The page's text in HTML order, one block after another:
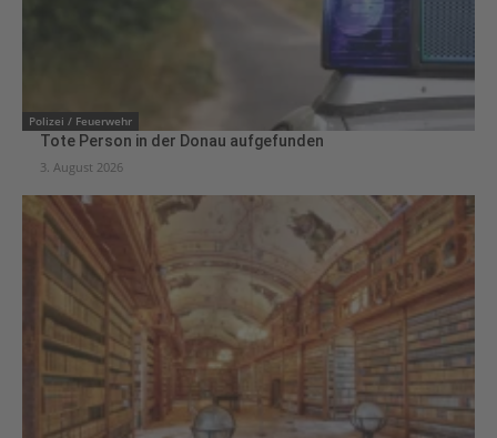
Polizei / Feuerwehr
Tote Person in der Donau aufgefunden
3. August 2026